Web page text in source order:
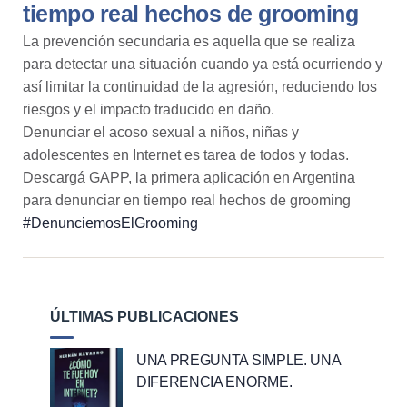
tiempo real hechos de grooming
La prevención secundaria es aquella que se realiza
para detectar una situación cuando ya está ocurriendo y
así limitar la continuidad de la agresión, reduciendo los
riesgos y el impacto traducido en daño.
Denunciar el acoso sexual a niños, niñas y
adolescentes en Internet es tarea de todos y todas.
Descargá GAPP, la primera aplicación en Argentina
para denunciar en tiempo real hechos de grooming
#DenunciemosElGrooming
ÚLTIMAS PUBLICACIONES
UNA PREGUNTA SIMPLE. UNA
DIFERENCIA ENORME.